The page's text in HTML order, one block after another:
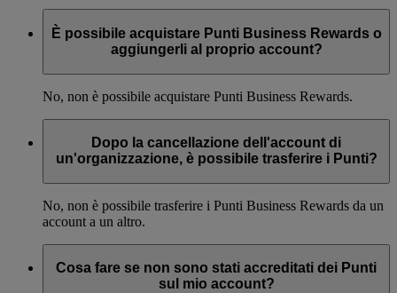
È possibile acquistare Punti Business Rewards o
aggiungerli al proprio account?
No, non è possibile acquistare Punti Business Rewards.
Dopo la cancellazione dell'account di
un'organizzazione, è possibile trasferire i Punti?
No, non è possibile trasferire i Punti Business Rewards da un
account a un altro.
Cosa fare se non sono stati accreditati dei Punti
sul mio account?